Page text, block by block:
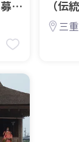
集
（伝
材）
三